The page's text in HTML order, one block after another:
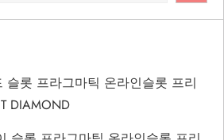
슬롯 프라그마틱 온라인슬롯 프리
DIAMOND